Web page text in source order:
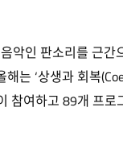
악인 판소리를 근간
는 ‘상생과 회복
참여하고 89개 프로